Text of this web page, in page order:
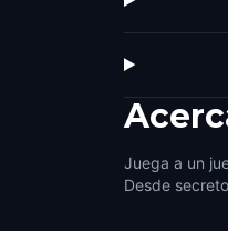
Juega a un
Desde